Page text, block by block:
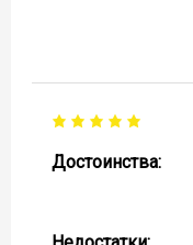
Достоинства: